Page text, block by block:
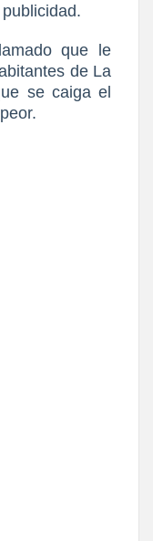
que le
de La
se caiga el